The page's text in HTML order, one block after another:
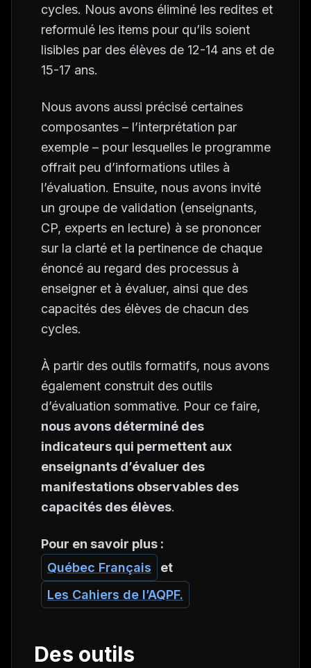
cycles. Nous avons éliminé les redites et
reformulé les items pour qu’ils soient
lisibles par des élèves de 12-14 ans et de
15-17 ans.
Nous avons aussi précisé certaines
composantes – l’interprétation par
exemple – pour lesquelles le programme
offrait peu d’informations utiles à
l’évaluation. Ensuite, nous avons invité
un groupe de validation (enseignants,
CP, experts en lecture) à se prononcer
sur la clarté et la pertinence de chaque
énoncé au regard des processus à
enseigner et à évaluer, ainsi que des
capacités des élèves de chacun des
cycles.
À partir des outils formatifs, nous avons
également construit des outils
d’évaluation sommative. Pour ce faire,
nous avons déterminé des
indicateurs qui permettent aux
enseignants d’évaluer des
manifestations observables des
capacités des élèves.
Pour en savoir plus :
Québec Français
et
Les Cahiers de l’AQPF.
Des outils